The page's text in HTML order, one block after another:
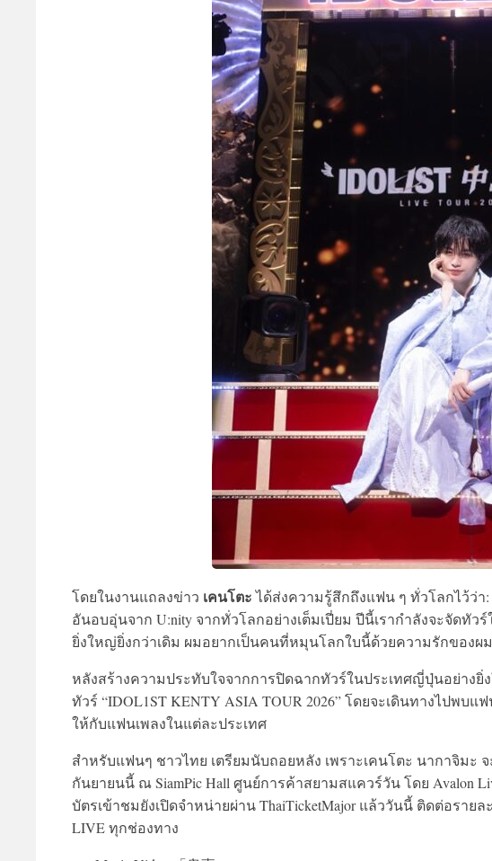
โดยในงานแถลงข่าว เคนโตะได้ส่งความรู้สึกถึงแฟน ๆ ทั่วโลกไว้ว่
อันอบอุ่นจาก U:nity จากทั่วโลกอย่างเต็มเปี่ยม ปีนี้เรากำลังจะจัดทั
ยิ่งใหญ่ยิ่งกว่าเดิม ผมอยากเป็นคนที่หมุนโลกใบนี้ด้วยความรักของผม
หลังสร้างความประทับใจจากการปิดฉากทัวร์ในประเทศญี่ปุ่นอย่างยิ่
ทัวร์ “IDOL1ST KENTY ASIA TOUR 2026” โดยจะเดินทางไปพบ
ให้กับแฟนเพลงในแต่ละประเทศ
สำหรับแฟนๆ ชาวไทย เตรียมนับถอยหลัง เพราะเคนโตะ นากาจิมะ
กันยายนนี้ ณ SiamPic Hall ศูนย์การค้าสยามสแควร์วัน โดย
บัตรเข้าชมยังเปิดจำหน่ายผ่าน ThaiTicketMajor แล้ววันนี้ ติดต่อราย
LIVE ทุกช่องทาง